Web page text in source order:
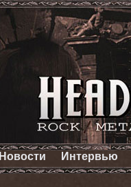
Новости Интервью